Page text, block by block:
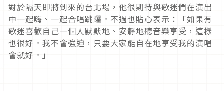
對於隔天即將到來的台北場，他很期待與歌迷們在演出
中一起嗨、一起合唱跳躍。不過也貼心表示：「如果有
歌迷喜歡自己一個人默默地、安靜地聽音樂享受，這樣
也很好。我不會強迫，只要大家能自在地享受我的演唱
會就好。」